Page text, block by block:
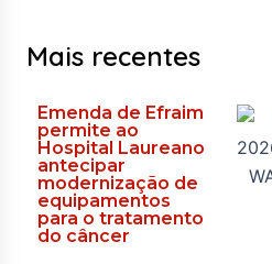
Mais recentes
Emenda de Efraim
permite ao
Hospital Laureano
antecipar
modernização de
equipamentos
para o tratamento
do câncer